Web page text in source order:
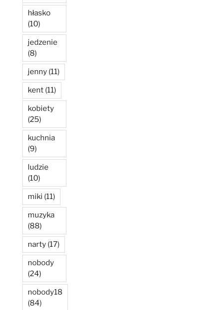
hłasko
(10)
jedzenie
(8)
jenny (11)
kent (11)
kobiety
(25)
kuchnia
(9)
ludzie
(10)
miki (11)
muzyka
(88)
narty (17)
nobody
(24)
nobody18
(84)